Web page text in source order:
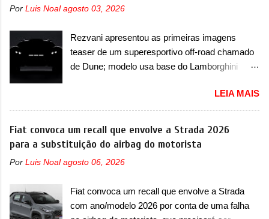
destacado que atravessa toda a dianteira do
faróis. Ele ainda possui um espaço para a placa
novo abaixo do vinco e uma nova entrada de ar
inferio...
5 e Bao 8, além do Tai 3 e Tai 7. Agora, a marca
de... sedãs. Antecipado por imagens teaser, o
Formula S será o primeiro três volumes da
Fang Cheng Bao, que parece se perder na sua
marca divulgou algumas imagens externas e
informações sobre o sedã, que terá seu
lançamento ainda neste ano de 2026. Em
termos de design, o Formula S segue
basicamente as mesmas linhas do conceito
aconteceu no primeiro semestre. Na dianteira, o
sedã conta com faróis mais quadrados e
compactos, com luzes ...
Por Luis Noal agosto 03, 2026
Rezvani apresentou as primeiras imagens
teaser de um superesportivo off-road chamado
de Dune; modelo usa base do Lamborghini
apresentou as primeiras imagens teaser de um
novo superesportivo que vai oferecer aos seus
consumidores. Trata-se do Dune, um cupê
superesportivo que terá uma proposta off-road
assim como outros esportivos recentemente
tiveram, como o Porsche 911 Dakar e o...
italiano tem grande parte no desenvolvimento
do Dune. Baseado no Huracán, o Dune nasce
LEIA MAIS
Fiat convoca um recall que envolve a Strada 2026
para a substituição do airbag do motorista
Por Luis Noal agosto 06, 2026
Fiat convoca um recall que envolve a Strada
com ano/modelo 2026 por conta de uma falha